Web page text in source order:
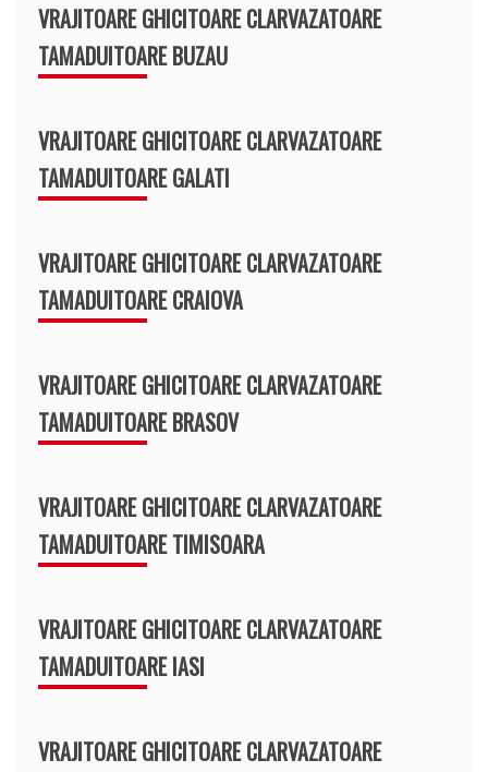
VRAJITOARE GHICITOARE CLARVAZATOARE
TAMADUITOARE BUZAU
VRAJITOARE GHICITOARE CLARVAZATOARE
TAMADUITOARE GALATI
VRAJITOARE GHICITOARE CLARVAZATOARE
TAMADUITOARE CRAIOVA
VRAJITOARE GHICITOARE CLARVAZATOARE
TAMADUITOARE BRASOV
VRAJITOARE GHICITOARE CLARVAZATOARE
TAMADUITOARE TIMISOARA
VRAJITOARE GHICITOARE CLARVAZATOARE
TAMADUITOARE IASI
VRAJITOARE GHICITOARE CLARVAZATOARE